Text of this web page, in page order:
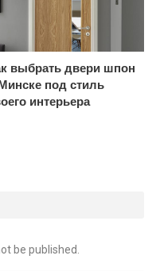
выбрать двери шпон
под стиль
интерьера
be published.